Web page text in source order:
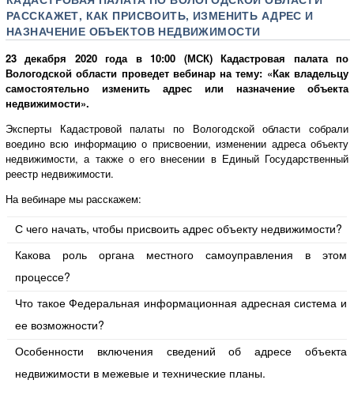
РАССКАЖЕТ, КАК ПРИСВОИТЬ, ИЗМЕНИТЬ АДРЕС И
НАЗНАЧЕНИЕ ОБЪЕКТОВ НЕДВИЖИМОСТИ
23 декабря 2020 года в 10:00 (МСК) Кадастровая палата по
Вологодской области проведет вебинар на тему: «Как владельцу
самостоятельно изменить адрес или назначение объекта
недвижимости».
Эксперты Кадастровой палаты по Вологодской области собрали
воедино всю информацию о присвоении, изменении адреса объекту
недвижимости, а также о его внесении в Единый Государственный
реестр недвижимости.
На вебинаре мы расскажем:
С чего начать, чтобы присвоить адрес объекту недвижимости?
Какова роль органа местного самоуправления в этом
процессе?
Что такое Федеральная информационная адресная система и
ее возможности?
Особенности включения сведений об адресе объекта
недвижимости в межевые и технические планы.